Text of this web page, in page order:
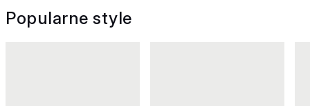
Popularne style